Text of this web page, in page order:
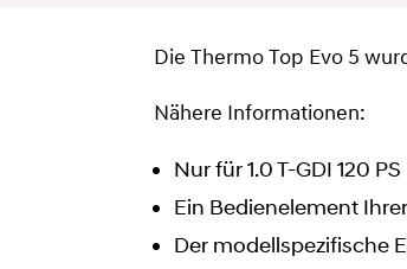
Die Thermo Top Evo 5
Nähere Informationen:
Nur für 1.0 T-GDI 120 PS
Ein Bedienelement
Der modellspezifische